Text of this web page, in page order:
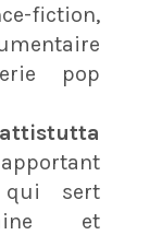
fiction,
pop
qui sert
et